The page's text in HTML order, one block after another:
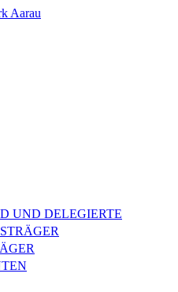
UND DELEGIERTE